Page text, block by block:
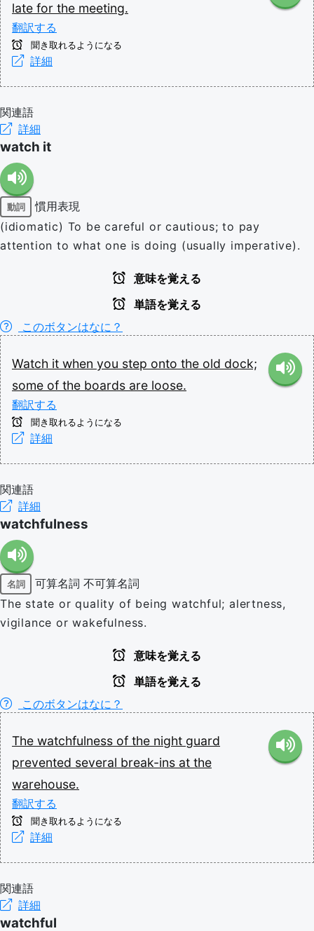
late for the meeting.
翻訳する
聞き取れるようになる
詳細
関連語
詳細
watch it
動詞
慣用表現
(idiomatic) To be careful or cautious; to pay
attention to what one is doing (usually imperative).
意味を覚える
単語を覚える
このボタンはなに？
Watch it when you step onto the old dock;
some of the boards are loose.
翻訳する
聞き取れるようになる
詳細
関連語
詳細
watchfulness
名詞 可算名詞 不可算名詞
The state or quality of being watchful; alertness,
vigilance or wakefulness.
意味を覚える
単語を覚える
このボタンはなに？
The watchfulness of the night guard
prevented several break-ins at the
warehouse.
翻訳する
聞き取れるようになる
詳細
関連語
詳細
watchful